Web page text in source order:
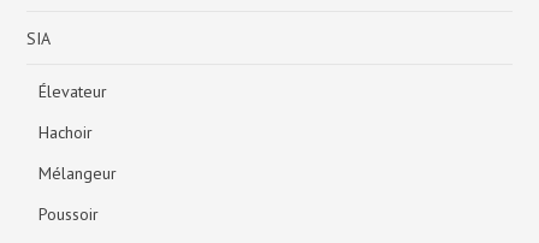
SIA
Élevateur
Hachoir
Mélangeur
Poussoir